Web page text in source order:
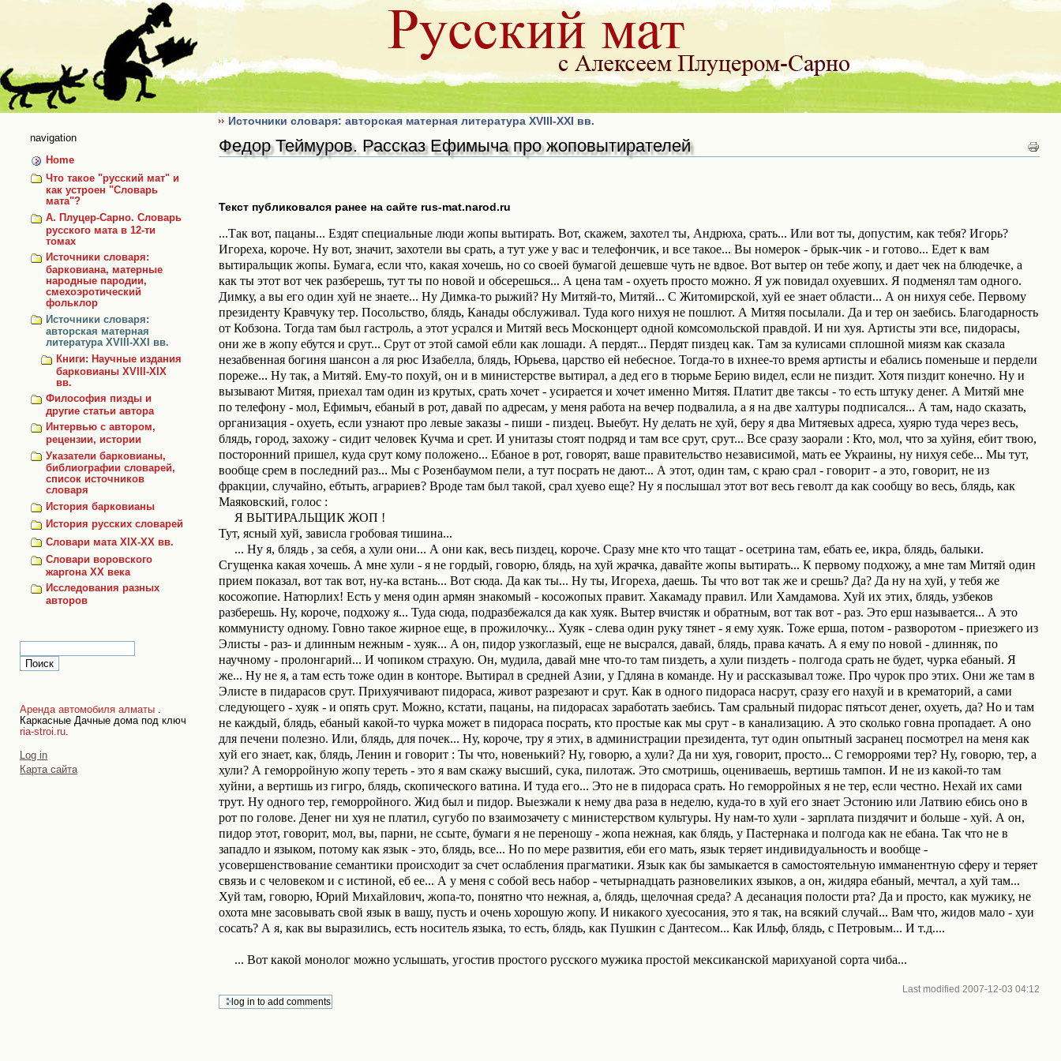
navigation
Home
Что такое "русский мат" и
как устроен "Словарь
мата"?
А. Плуцер-Сарно. Словарь
русского мата в 12-ти
томах
Источники словаря:
барковиана, матерные
народные пародии,
смехоэротический
фольклор
Источники словаря:
авторская матерная
литература XVIII-XXI вв.
Книги: Научные издания
барковианы XVIII-XIX
вв.
Философия пизды и
другие статьи автора
Интервью с автором,
рецензии, истории
Указатели барковианы,
библиографии словарей,
список источников
словаря
История барковианы
История русских словарей
Словари мата XIX-XX вв.
Словари воровского
жаргона ХХ века
Исследования разных
авторов
Аренда автомобиля алматы .
Каркасные Дачные дома под ключ
ria-stroi.ru.
Personal
tools
Log in
Карта сайта
Источники словаря: авторская матерная литература XVIII-XXI вв.
Федор Теймуров. Рассказ Ефимыча про жоповытирателей
Текст публиковался ранее на сайте rus-mat.narod.ru
...Так вот, пацаны... Ездят специальные люди жопы вытирать. Вот, скажем, захотел ты, Андрюха, срать... Или вот ты, допустим, как тебя? Игорь?
Игореха, короче. Ну вот, значит, захотели вы срать, а тут уже у вас и телефончик, и все такое... Вы номерок - брык-чик - и готово... Едет к вам
вытиральщик жопы. Бумага, если что, какая хочешь, но со своей бумагой дешевше чуть не вдвое. Вот вытер он тебе жопу, и дает чек на блюдечке, а
как ты этот вот чек разберешь, тут ты по новой и обсерешься... А цена там - охуеть просто можно. Я уж повидал охуевших. Я подменял там одного.
Димку, а вы его один хуй не знаете... Ну Димка-то рыжий? Ну Митяй-то, Митяй... С Житомирской, хуй ее знает области... А он нихуя себе. Первому
президенту Кравчуку тер. Посольство, блядь, Канады обслуживал. Туда кого нихуя не пошлют. А Митяя посылали. Да и тер он заебись. Благодарность
от Кобзона. Тогда там был гастроль, а этот усрался и Митяй весь Москонцерт одной комсомольской правдой. И ни хуя. Артисты эти все, пидорасы,
они же в жопу ебутся и срут... Срут от этой самой ебли как лошади. А пердят... Пердят пиздец как. Там за кулисами сплошной миязм как сказала
незабвенная богиня шансон а ля рюс Изабелла, блядь, Юрьева, царство ей небесное. Тогда-то в ихнее-то время артисты и ебались поменьше и пердели
пореже... Ну так, а Митяй. Ему-то похуй, он и в министерстве вытирал, а дед его в тюрьме Берию видел, если не пиздит. Хотя пиздит конечно. Ну и
вызывают Митяя, приехал там один из крутых, срать хочет - усирается и хочет именно Митяя. Платит две таксы - то есть штуку денег. А Митяй мне
по телефону - мол, Ефимыч, ебаный в рот, давай по адресам, у меня работа на вечер подвалила, а я на две халтуры подписался... А там, надо сказать,
организация - охуеть, если узнают про левые заказы - пиши - пиздец. Выебут. Ну делать не хуй, беру я два Митяевых адреса, хуярю туда через весь,
блядь, город, захожу - сидит человек Кучма и срет. И унитазы стоят подряд и там все срут, срут... Все сразу заорали : Кто, мол, что за хуйня, ебит твою,
посторонний пришел, куда срут кому положено... Ебаное в рот, говорят, ваше правительство независимой, мать ее Украины, ну нихуя себе... Мы тут,
вообще срем в последний раз... Мы с Розенбаумом пели, а тут посрать не дают... А этот, один там, с краю срал - говорит - а это, говорит, не из
фракции, случайно, ебтыть, аграриев? Вроде там был такой, срал хуево еще? Ну я послышал этот вот весь геволт да как сообщу во весь, блядь, как
Маяковский, голос :
Я ВЫТИРАЛЬЩИК ЖОП !
Тут, ясный хуй, зависла гробовая тишина...
... Ну я, блядь , за себя, а хули они... А они как, весь пиздец, короче. Сразу мне кто что тащат - осетрина там, ебать ее, икра, блядь, балыки.
Сгущенка какая хочешь. А мне хули - я не гордый, говорю, блядь, на хуй жрачка, давайте жопы вытирать... К первому подхожу, а мне там Митяй один
прием показал, вот так вот, ну-ка встань... Вот сюда. Да как ты... Ну ты, Игореха, даешь. Ты что вот так же и срешь? Да? Да ну на хуй, у тебя же
косожопие. Натюрлих! Есть у меня один армян знакомый - косожопых правит. Хакамаду правил. Или Хамдамова. Хуй их этих, блядь, узбеков
разберешь. Ну, короче, подхожу я... Туда сюда, подразбежался да как хуяк. Вытер вчистяк и обратным, вот так вот - раз. Это ерш называется... А это
коммунисту одному. Говно такое жирное еще, в прожилочку... Хуяк - слева один руку тянет - я ему хуяк. Тоже ерша, потом - разворотом - приезжего из
Элисты - раз- и длинным нежным - хуяк... А он, пидор узкоглазый, еще не высрался, давай, блядь, права качать. А я ему по новой - длинняк, по
научному - пролонгарий... И чопиком страхую. Он, мудила, давай мне что-то там пиздеть, а хули пиздеть - полгода срать не будет, чурка ебаный. Я
же... Ну не я, а там есть тоже один в конторе. Вытирал в средней Азии, у Гдляна в команде. Ну и рассказывал тоже. Про чурок про этих. Они же там в
Элисте в пидарасов срут. Прихуячивают пидораса, живот разрезают и срут. Как в одного пидораса насрут, сразу его нахуй и в крематорий, а сами
следующего - хуяк - и опять срут. Можно, кстати, пацаны, на пидорасах заработать заебись. Там сральный пидорас пятьсот денег, охуеть, да? Но и там
не каждый, блядь, ебаный какой-то чурка может в пидораса посрать, кто простые как мы срут - в канализацию. А это сколько говна пропадает. А оно
для печени полезно. Или, блядь, для почек... Ну, короче, тру я этих, в администрации президента, тут один опытный засранец посмотрел на меня как
хуй его знает, как, блядь, Ленин и говорит : Ты что, новенький? Ну, говорю, а хули? Да ни хуя, говорит, просто... С геморроями тер? Ну, говорю, тер, а
хули? А геморройную жопу тереть - это я вам скажу высший, сука, пилотаж. Это смотришь, оцениваешь, вертишь тампон. И не из какой-то там
хуйни, а вертишь из гигро, блядь, скопического ватина. И туда его... Это не в пидораса срать. Но геморройных я не тер, если честно. Нехай их сами
трут. Ну одного тер, геморройного. Жид был и пидор. Выезжали к нему два раза в неделю, куда-то в хуй его знает Эстонию или Латвию ебись оно в
рот по голове. Денег ни хуя не платил, сугубо по взаимозачету с министерством культуры. Ну нам-то хули - зарплата пиздячит и больше - хуй. А он,
пидор этот, говорит, мол, вы, парни, не ссыте, бумаги я не переношу - жопа нежная, как блядь, у Пастернака и полгода как не ебана. Так что не в
западло и языком, потому как язык - это, блядь, все... Но по мере развития, еби его мать, язык теряет индивидуальность и вообще -
усовершенствование семантики происходит за счет ослабления прагматики. Язык как бы замыкается в самостоятельную имманентную сферу и теряет
связь и с человеком и с истиной, еб ее... А у меня с собой весь набор - четырнадцать разновеликих языков, а он, жидяра ебаный, мечтал, а хуй там...
Хуй там, говорю, Юрий Михайлович, жопа-то, понятно что нежная, а, блядь, щелочная среда? А десанация полости рта? Да и просто, как мужику, не
охота мне засовывать свой язык в вашу, пусть и очень хорошую жопу. И никакого хуесосания, это я так, на всякий случай... Вам что, жидов мало - хуи
сосать? А я, как вы выразились, есть носитель языка, то есть, блядь, как Пушкин с Дантесом... Как Ильф, блядь, с Петровым... И т.д....
... Вот какой монолог можно услышать, угостив простого русского мужика простой мексиканской марихуаной сорта чиба...
Last modified 2007-12-03 04:12